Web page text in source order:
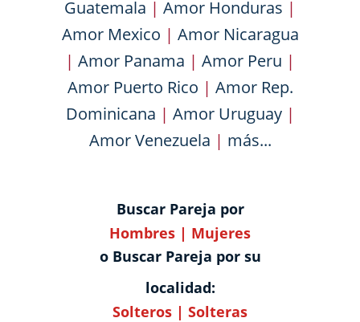
Guatemala | Amor Honduras |
Amor Mexico | Amor Nicaragua
| Amor Panama | Amor Peru |
Amor Puerto Rico | Amor Rep.
Dominicana | Amor Uruguay|
Amor Venezuela | más...
Buscar Pareja por
Hombres | Mujeres
o Buscar Pareja por su
localidad:
Solteros | Solteras